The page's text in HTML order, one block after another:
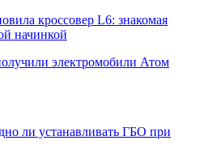
кроссовер L6: знакомая
начинкой
электромобили Атом
ли устанавливать ГБО при